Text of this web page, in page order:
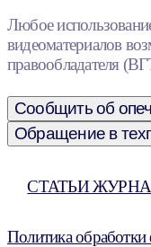
Любое
видеоматериалов
правообладателя
Сообщить об
Обращение в
СТАТЬИ
Политика